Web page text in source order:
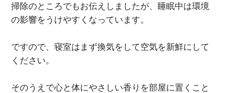
掃除のところでもお伝えしましたが、睡眠中は環境
の影響をうけやすくなっています。
ですので、寝室はまず換気をして空気を新鮮にして
ください。
そのうえで心と体にやさしい香りを部屋に置くこと